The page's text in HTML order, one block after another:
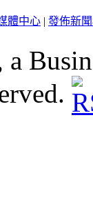
體中心 | 發佈新